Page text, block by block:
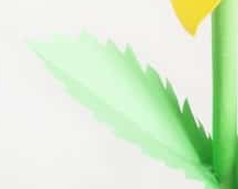
Лікарі назвали
коронавірусу в
14/Бер/2020